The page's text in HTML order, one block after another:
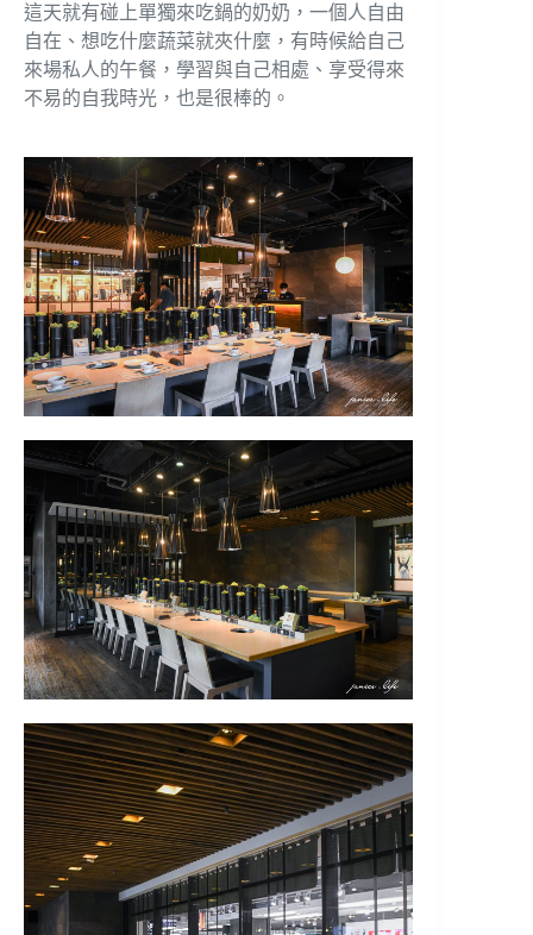
這天就有碰上單獨來吃鍋的奶奶，一個人自由
自在、想吃什麼蔬菜就夾什麼，有時候給自己
來場私人的午餐，學習與自己相處、享受得來
不易的自我時光，也是很棒的。